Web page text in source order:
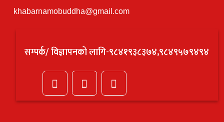
khabarnamobuddha@gmail.com
सम्पर्क/ विज्ञापनको लागि-९८४१९३८३७४,९८४९५७९४९४